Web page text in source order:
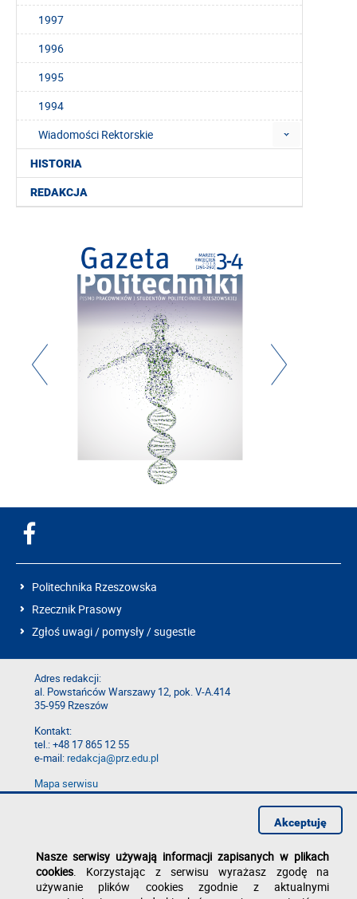
1997
1996
1995
1994
Wiadomości Rektorskie
HISTORIA
REDAKCJA
Politechnika Rzeszowska
Rzecznik Prasowy
Zgłoś uwagi / pomysły / sugestie
Adres redakcji:
al. Powstańców Warszawy 12, pok. V-A.414
35-959 Rzeszów
Kontakt:
tel.: +48 17 865 12 55
e-mail:redakcja@prz.edu.pl
Mapa serwisu
Deklaracja dostępności
Nasze serwisy używają informacji zapisanych w plikach
cookies. Korzystając z serwisu wyrażasz zgodę na
używanie plików cookies zgodnie z aktualnymi
Akceptuję